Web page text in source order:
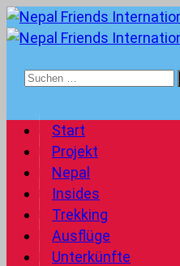
Suchen
Start
Projekt
Nepal
Insides
Trekking
Ausflüge
Unterkünfte